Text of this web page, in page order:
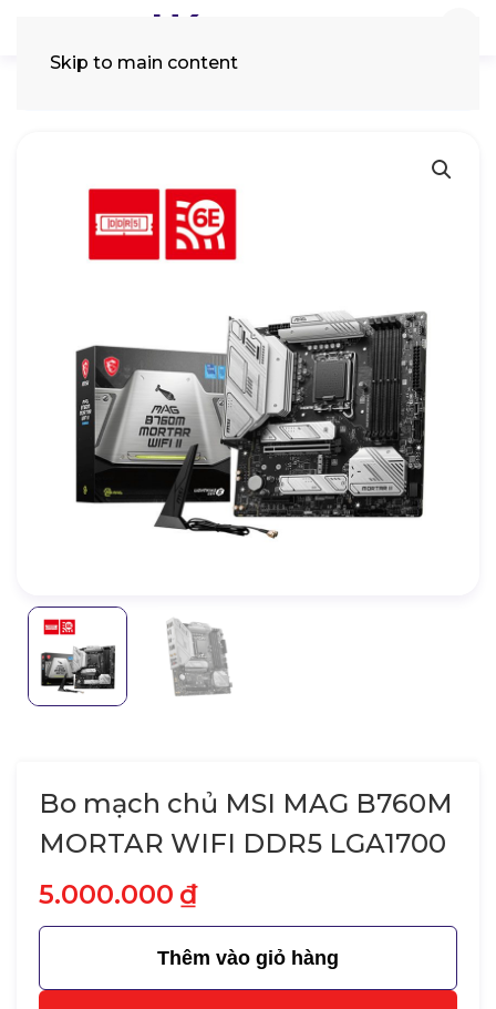
Skip to main content
Bo mạch chủ MSI MAG B760M
MORTAR WIFI DDR5 LGA1700
5.000.000 ₫
Thêm vào giỏ hàng